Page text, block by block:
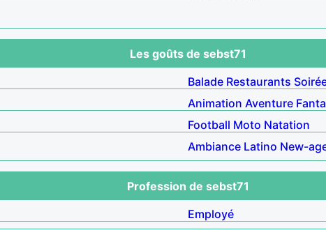
Les goûts de sebst71
Balade Restaurants
Animation Aventure
Football Moto Natation
Ambiance Latino New-
Profession de sebst71
Employé